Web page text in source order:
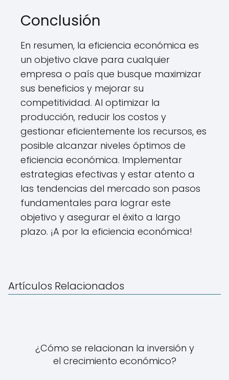
Conclusión
En resumen, la eficiencia económica es
un objetivo clave para cualquier
empresa o país que busque maximizar
sus beneficios y mejorar su
competitividad. Al optimizar la
producción, reducir los costos y
gestionar eficientemente los recursos, es
posible alcanzar niveles óptimos de
eficiencia económica. Implementar
estrategias efectivas y estar atento a
las tendencias del mercado son pasos
fundamentales para lograr este
objetivo y asegurar el éxito a largo
plazo. ¡A por la eficiencia económica!
Artículos Relacionados
¿Cómo se relacionan la inversión y
el crecimiento económico?